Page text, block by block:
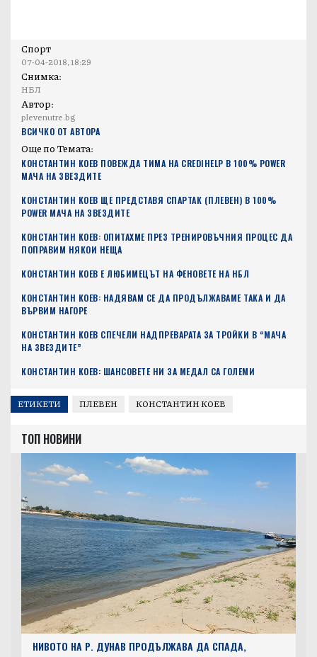
Спорт
07-04-2018, 18:29
Снимка:
НБЛ
Автор:
plevenutre.bg
ВСИЧКО ОТ АВТОРА
Още по Темата:
КОНСТАНТИН КОЕВ ПОВЕЖДА ТИМА НА CREDIHELP В 100% POWER
MAЧА НА ЗВЕЗДИТЕ
КОНСТАНТИН КОЕВ ЩЕ ПРЕДСТАВЯ СПАРТАК (ПЛЕВЕН) В 100%
POWER МАЧА НА ЗВЕЗДИТЕ
КОНСТАНТИН КОЕВ: ОПИТАХМЕ ПРЕЗ ТРЕНИРОВЪЧНИЯ ПРОЦЕС ДА
ПОПРАВИМ НЯКОИ НЕЩА
КОНСТАНТИН КОЕВ Е ЛЮБИМЕЦЪТ НА ФЕНОВЕТЕ НА НБЛ
КОНСТАНТИН КОЕВ: НАДЯВАМ СЕ ДА ПРОДЪЛЖАВАМЕ ТАКА И ДА
ВЪРВИМ НАГОРЕ
КОНСТАНТИН КОЕВ СПЕЧЕЛИ НАДПРЕВАРАТА ЗА ТРОЙКИ В “МАЧА
НА ЗВЕЗДИТЕ”
КОНСТАНТИН КОЕВ: ШАНСОВЕТЕ НИ ЗА МЕДАЛ СА ГОЛЕМИ
ЕТИКЕТИ ПЛЕВЕН КОНСТАНТИН КОЕВ
ТОП НОВИНИ
НИВОТО НА Р. ДУНАВ ПРОДЪЛЖАВА ДА СПАДА,